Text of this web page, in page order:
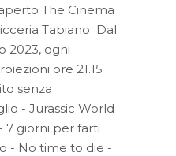
The Cinema
Tabiano Dal
2023, ogni
ore 21.15
senza
- Jurassic World
7 giorni per farti
- No time to die -